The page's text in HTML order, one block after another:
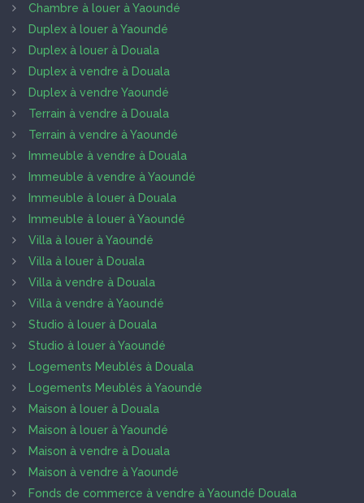
Chambre à louer à Yaoundé
Duplex à louer à Yaoundé
Duplex à louer à Douala
Duplex à vendre à Douala
Duplex à vendre Yaoundé
Terrain à vendre à Douala
Terrain à vendre à Yaoundé
Immeuble à vendre à Douala
Immeuble à vendre à Yaoundé
Immeuble à louer à Douala
Immeuble à louer à Yaoundé
Villa à louer à Yaoundé
Villa à louer à Douala
Villa à vendre à Douala
Villa à vendre à Yaoundé
Studio à louer à Douala
Studio à louer à Yaoundé
Logements Meublés à Douala
Logements Meublés à Yaoundé
Maison à louer à Douala
Maison à louer à Yaoundé
Maison à vendre à Douala
Maison à vendre à Yaoundé
Fonds de commerce à vendre à Yaoundé Douala